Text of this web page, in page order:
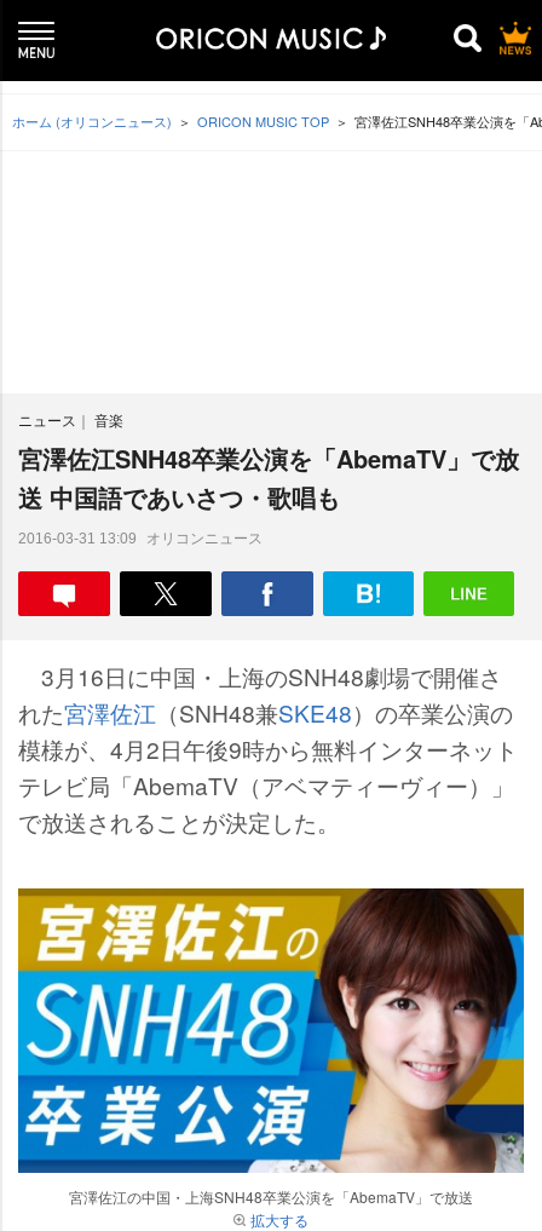
ホーム (オリコンニュース) ORICON MUSIC TOP 宮澤佐江SNH48卒業公演を「
ニュース 音楽
宮澤佐江SNH48卒業公演を「AbemaTV」で放
送 中国語であいさつ・歌唱も
2016-03-31 13:09 オリコンニュース
3月16日に中国・上海のSNH48劇場で開催さ
れた宮澤佐江 （SNH48兼SKE48）の卒業公演の
模様が、4月2日午後9時から無料インターネット
テレビ局「AbemaTV（アベマティーヴィー）」
で放送されることが決定した。
宮澤佐江の中国・上海SNH48卒業公演を「AbemaTV」で放送
拡大する